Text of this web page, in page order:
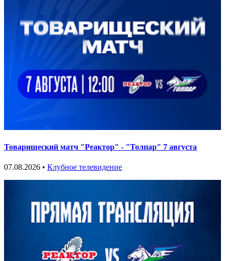
Товарищеский матч "Реактор" - "Толпар" 7 августа
07.08.2026 • Клубное телевидение